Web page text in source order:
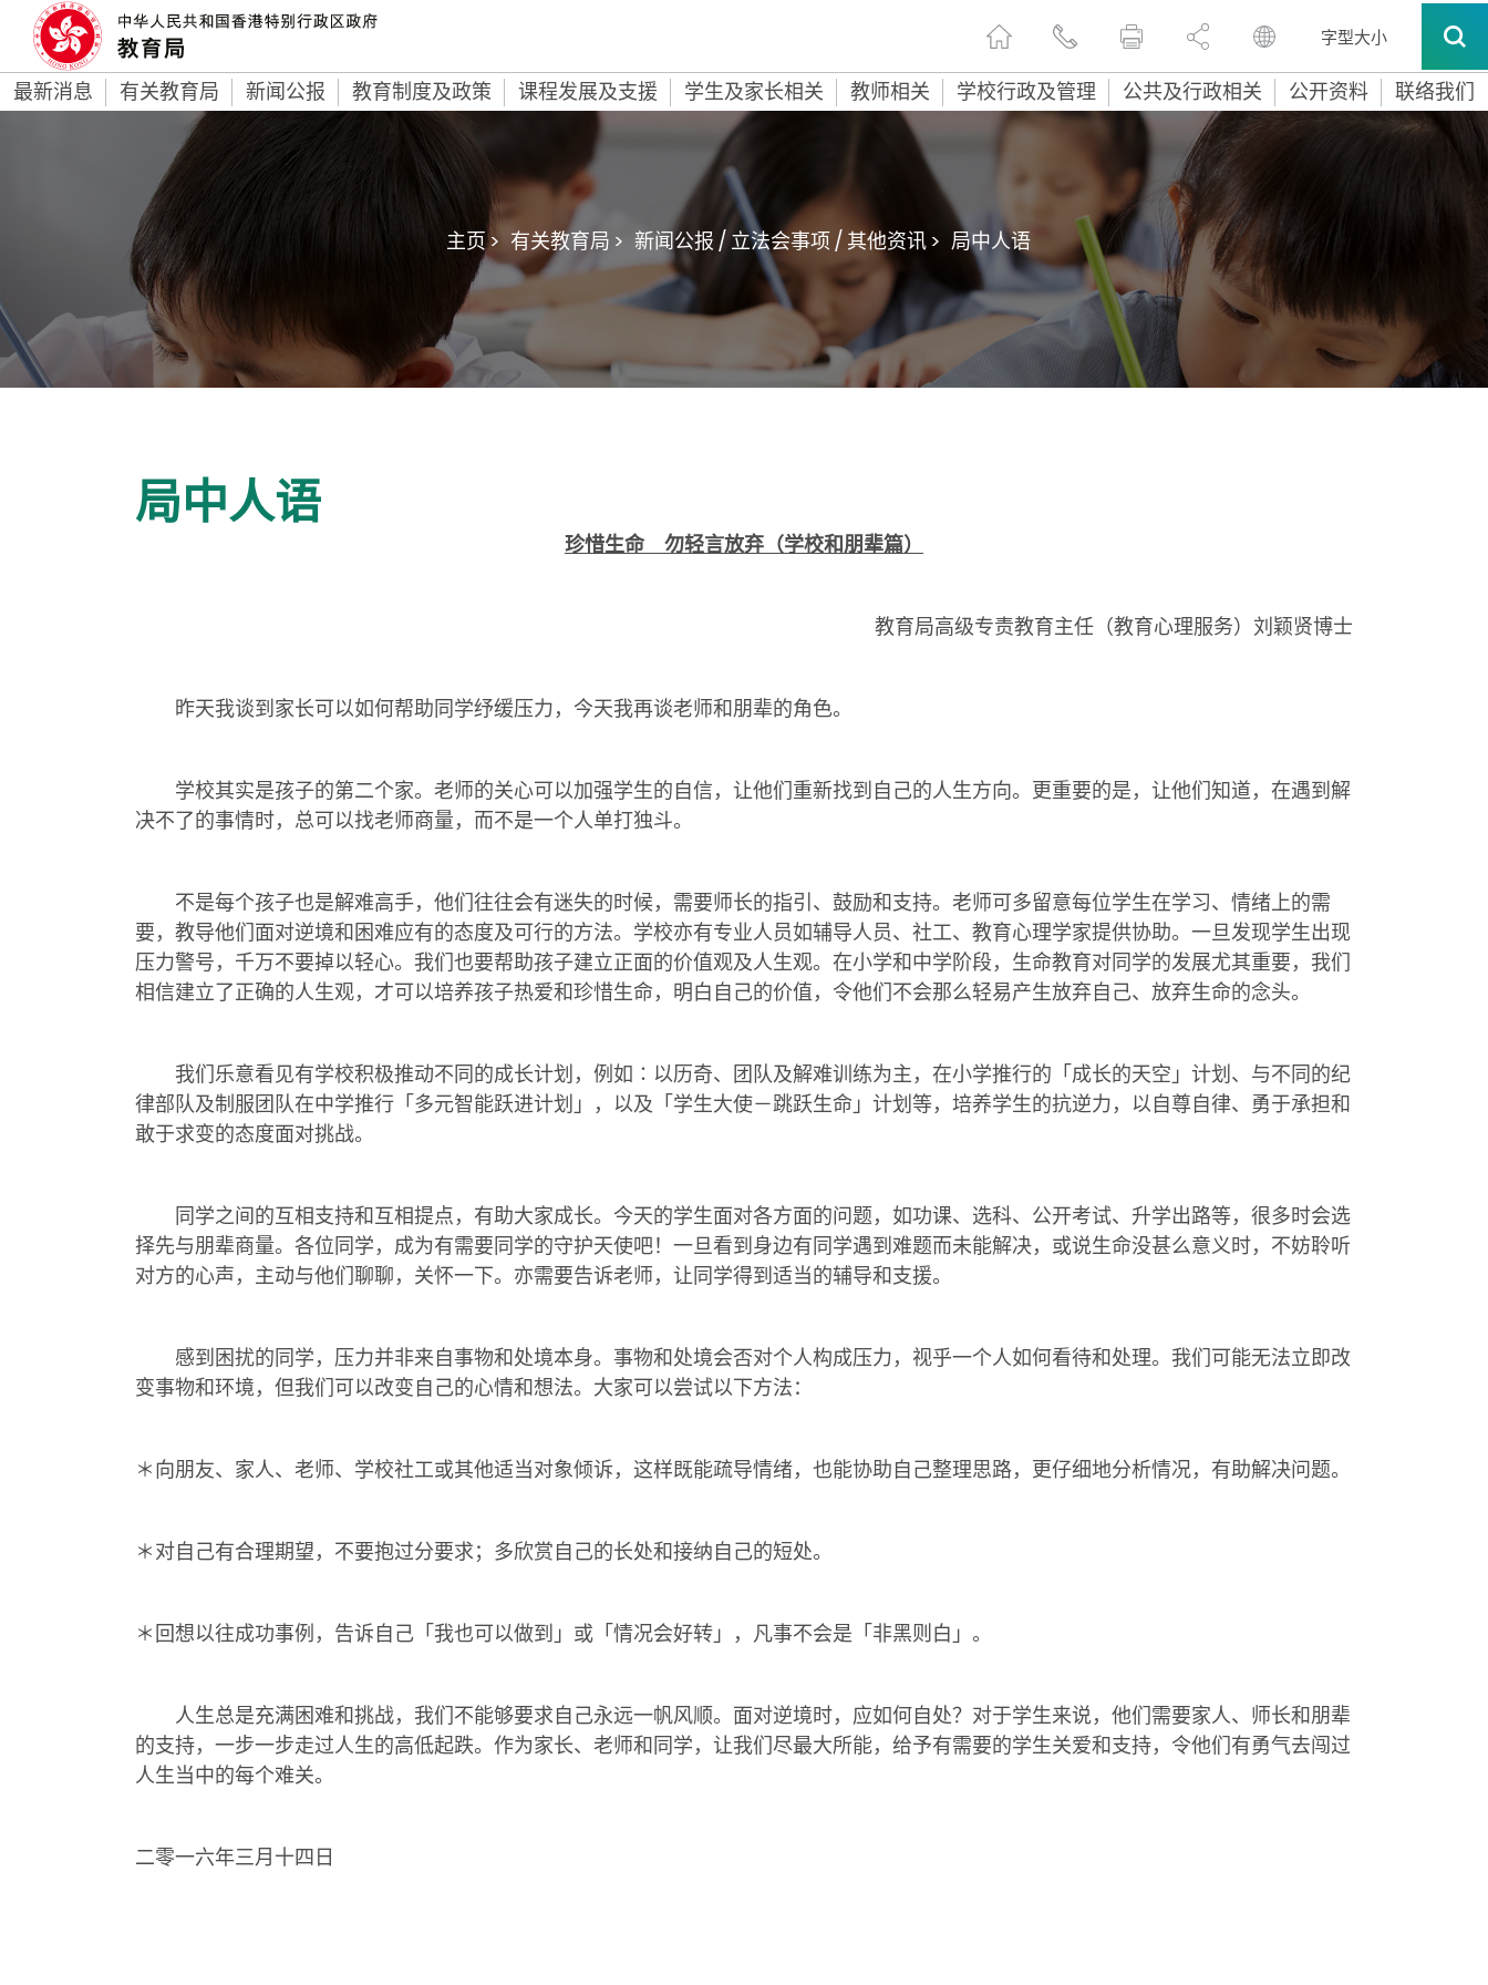
字型大小
最新消息 有关教育局 新闻公报 教育制度及政策 课程发展及支援 学生及家长相关 教师相关 学校行政及管理 公共及行政相关 公开资料 联络我们
主页 > 有关教育局 > 新闻公报 / 立法会事项 / 其他资讯 > 局中人语
局中人语
珍惜生命 勿轻言放弃（学校和朋辈篇）
教育局高级专责教育主任（教育心理服务）刘颖贤博士
昨天我谈到家长可以如何帮助同学纾缓压力，今天我再谈老师和朋辈的角色。
学校其实是孩子的第二个家。老师的关心可以加强学生的自信，让他们重新找到自己的人生方向。更重要的是，让他们知道，在遇到解
决不了的事情时，总可以找老师商量，而不是一个人单打独斗。
不是每个孩子也是解难高手，他们往往会有迷失的时候，需要师长的指引、鼓励和支持。老师可多留意每位学生在学习、情绪上的需
要，教导他们面对逆境和困难应有的态度及可行的方法。学校亦有专业人员如辅导人员、社工、教育心理学家提供协助。一旦发现学生出现
压力警号，千万不要掉以轻心。我们也要帮助孩子建立正面的价值观及人生观。在小学和中学阶段，生命教育对同学的发展尤其重要，我们
相信建立了正确的人生观，才可以培养孩子热爱和珍惜生命，明白自己的价值，令他们不会那么轻易产生放弃自己、放弃生命的念头。
我们乐意看见有学校积极推动不同的成长计划，例如∶以历奇、团队及解难训练为主，在小学推行的「成长的天空」计划、与不同的纪
律部队及制服团队在中学推行「多元智能跃进计划」，以及「学生大使－跳跃生命」计划等，培养学生的抗逆力，以自尊自律、勇于承担和
敢于求变的态度面对挑战。
同学之间的互相支持和互相提点，有助大家成长。今天的学生面对各方面的问题，如功课、选科、公开考试、升学出路等，很多时会选
择先与朋辈商量。各位同学，成为有需要同学的守护天使吧！一旦看到身边有同学遇到难题而未能解决，或说生命没甚么意义时，不妨聆听
对方的心声，主动与他们聊聊，关怀一下。亦需要告诉老师，让同学得到适当的辅导和支援。
感到困扰的同学，压力并非来自事物和处境本身。事物和处境会否对个人构成压力，视乎一个人如何看待和处理。我们可能无法立即改
变事物和环境，但我们可以改变自己的心情和想法。大家可以尝试以下方法：
＊向朋友、家人、老师、学校社工或其他适当对象倾诉，这样既能疏导情绪，也能协助自己整理思路，更仔细地分析情况，有助解决问题。
＊对自己有合理期望，不要抱过分要求；多欣赏自己的长处和接纳自己的短处。
＊回想以往成功事例，告诉自己「我也可以做到」或「情况会好转」，凡事不会是「非黑则白」。
人生总是充满困难和挑战，我们不能够要求自己永远一帆风顺。面对逆境时，应如何自处？对于学生来说，他们需要家人、师长和朋辈
的支持，一步一步走过人生的高低起跌。作为家长、老师和同学，让我们尽最大所能，给予有需要的学生关爱和支持，令他们有勇气去闯过
人生当中的每个难关。
二零一六年三月十四日